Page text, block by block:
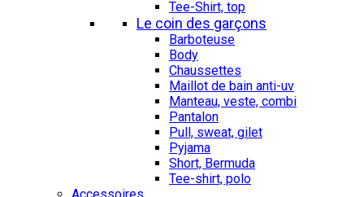
Tee-Shirt, top
Le coin des garçons
Barboteuse
Body
Chaussettes
Maillot de bain anti-uv
Manteau, veste, combi
Pantalon
Pull, sweat, gilet
Pyjama
Short, Bermuda
Tee-shirt, polo